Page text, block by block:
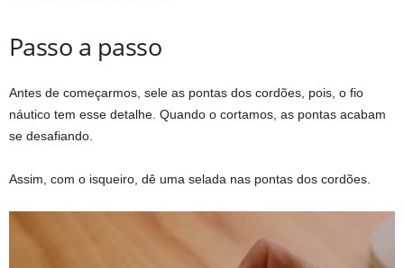
Passo a passo
Antes de começarmos, sele as pontas dos cordões, pois, o fio
náutico tem esse detalhe. Quando o cortamos, as pontas acabam
se desafiando.
Assim, com o isqueiro, dê uma selada nas pontas dos cordões.